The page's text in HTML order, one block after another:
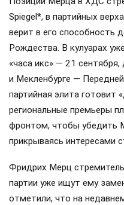
Spiegel*, в партийных
верит в его способность
Рождества. В кулуарах
«часа икс» — 21
и Мекленбурге —
партийная элита готовит
региональные премьеры
фронтом, чтобы убедить
прикрываясь интересами
Фридрих Мерц
партии уже ищут ему
отметили, что на